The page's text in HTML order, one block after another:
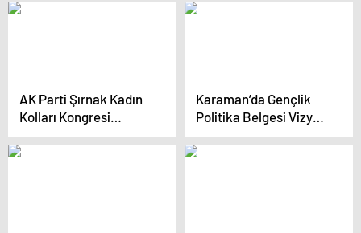
Kurtarıldı
AK Parti Şırnak Kadın
Kolları Kongresi
Başarıyla Gerçekleşti
Karaman’da Gençlik
Politika Belgesi Vizyon
Çalıştayı Düzenlendi